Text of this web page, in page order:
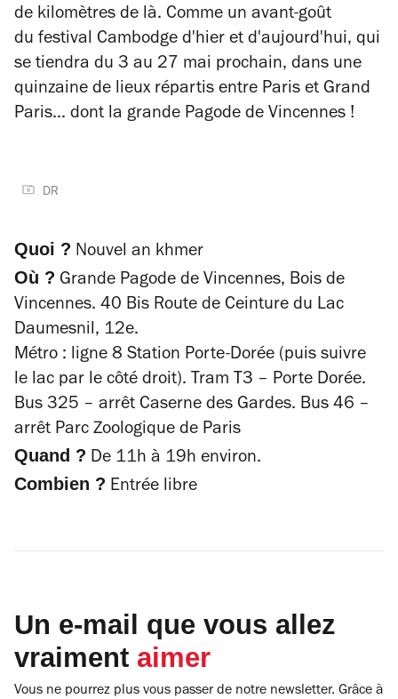
de kilomètres de là. Comme un avant-goût
du festival Cambodge d'hier et d'aujourd'hui, qui
se tiendra du 3 au 27 mai prochain, dans une
quinzaine de lieux répartis entre Paris et Grand
Paris... dont la grande Pagode de Vincennes !
DR
Quoi ? Nouvel an khmer
Où ? Grande Pagode de Vincennes, Bois de
Vincennes. 40 Bis Route de Ceinture du Lac
Daumesnil, 12e.
Métro : ligne 8 Station Porte-Dorée (puis suivre
le lac par le côté droit). Tram T3 – Porte Dorée.
Bus 325 – arrêt Caserne des Gardes. Bus 46 –
arrêt Parc Zoologique de Paris
Quand ? De 11h à 19h environ.
Combien ? Entrée libre
Un e-mail que vous allez
vraiment aimer
Vous ne pourrez plus vous passer de notre newsletter. Grâce à